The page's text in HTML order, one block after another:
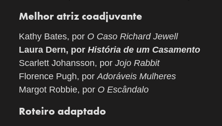
Melhor atriz coadjuvante
Kathy Bates, por O Caso Richard Jewell
Laura Dern, por História de um Casamento
Scarlett Johansson, por Jojo Rabbit
Florence Pugh, porAdoráveis Mulheres
Margot Robbie, por O Escândalo
Roteiro adaptado